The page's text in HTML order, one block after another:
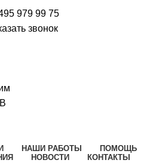
979 99 75
звонок
НАШИ РАБОТЫ
ПОМОЩЬ
НОВОСТИ КОНТАКТЫ